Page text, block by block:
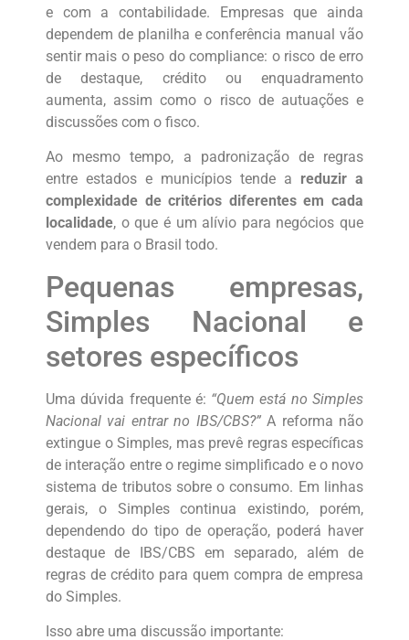
e com a contabilidade. Empresas que ainda
dependem de planilha e conferência manual vão
sentir mais o peso do compliance: o risco de erro
de destaque, crédito ou enquadramento
aumenta, assim como o risco de autuações e
discussões com o fisco.
Ao mesmo tempo, a padronização de regras
entre estados e municípios tende a reduzir a
complexidade de critérios diferentes em cada
localidade, o que é um alívio para negócios que
vendem para o Brasil todo.
Pequenas empresas,
Simples Nacional e
setores específicos
Uma dúvida frequente é: “Quem está no Simples
Nacional vai entrar no IBS/CBS?”A reforma não
extingue o Simples, mas prevê regras específicas
de interação entre o regime simplificado e o novo
sistema de tributos sobre o consumo. Em linhas
gerais, o Simples continua existindo, porém,
dependendo do tipo de operação, poderá haver
destaque de IBS/CBS em separado, além de
regras de crédito para quem compra de empresa
do Simples.
Isso abre uma discussão importante: